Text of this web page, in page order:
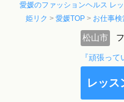
愛媛のファッションヘルス レ
姫リク
愛媛TOP お仕事
松山市
『頑張っ
レッス